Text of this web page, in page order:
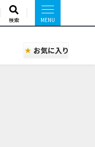
検索
お気に入り